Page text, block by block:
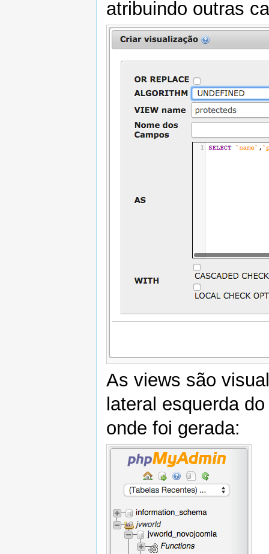
atribuindo outras
As views são
lateral esquerda
onde foi gerada: